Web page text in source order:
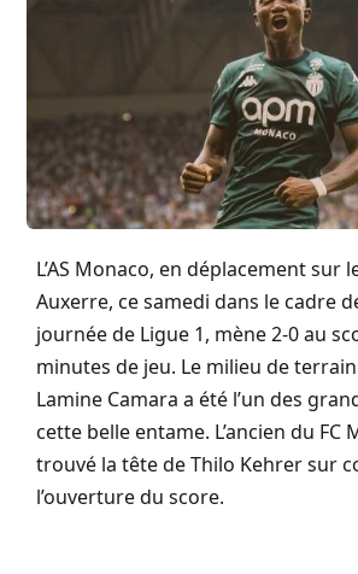
L’AS Monaco, en déplacement sur
Auxerre, ce samedi dans le cadre
journée de Ligue 1, mène 2-0 au
minutes de jeu. Le milieu de
Lamine Camara a été l’un des
cette belle entame. L’ancien du FC
trouvé la tête de Thilo Kehrer sur
l’ouverture du score.